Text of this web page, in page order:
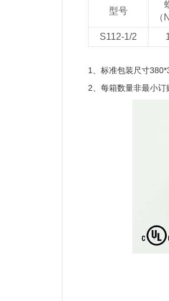
型号
S112-1/2
1、标准包装尺寸
2、每箱数量非最小订